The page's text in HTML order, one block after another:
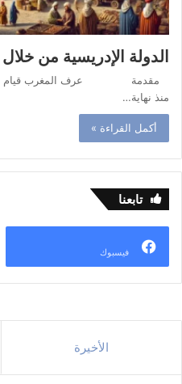
الدولة الإدريسية من
مقدمة عرف المغرب قيام أول
منذ نهاية…
أكمل القراءة »
تابعنا
فيسبوك
الأخيرة